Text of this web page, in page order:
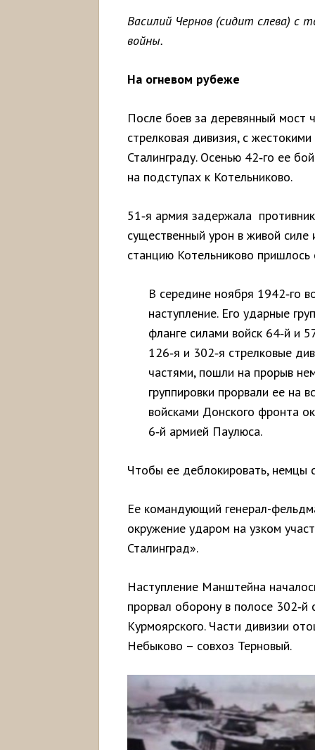
Василий Чернов (сидит слева) с
войны.
На огневом рубеже
После боев за деревянный мост
стрелковая дивизия, с
Сталинграду. Осенью 42‑го ее
на подступах к Котельниково.
51‑я армия задержала
существенный урон в живой
станцию Котельниково пришлось
В середине ноября 1942‑го
наступление. Его ударные
фланге силами войск 64‑й и
126‑я и 302‑я стрелковые
частями, пошли на прорыв
группировки прорвали ее на
войсками Донского фронта
6‑й армией Паулюса.
Чтобы ее деблокировать, немцы
Ее командующий генерал-
окружение ударом на узком
Сталинград».
Наступление Манштейна
прорвал оборону в полосе 302‑й
Курмоярского. Части дивизии
Небыково – совхоз Терновый.